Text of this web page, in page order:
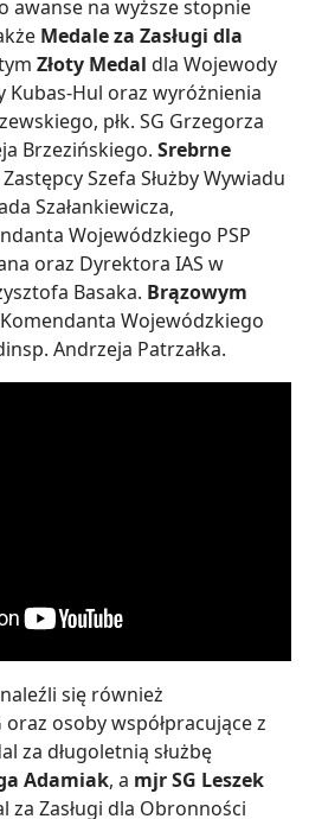
awanse na wyższe stopnie
Medale za Zasługi dla
Złoty Medal dla Wojewody
Kubas-Hul oraz wyróżnienia
płk. SG Grzegorza
Brzezińskiego. Srebrne
Szefa Służby Wywiadu
Szałankiewicza,
Wojewódzkiego PSP
oraz Dyrektora IAS w
Basaka. Brązowym
Wojewódzkiego
Andrzeja Patrzałka.
się również
osoby współpracujące z
za długoletnią służbę
Adamiak, a mjr SG Leszek
za Zasługi dla Obronności